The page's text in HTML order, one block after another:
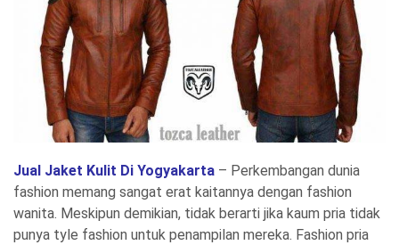
Jual Jaket Kulit Di Yogyakarta – Perkembangan dunia
fashion memang sangat erat kaitannya dengan fashion
wanita. Meskipun demikian, tidak berarti jika kaum pria tidak
punya tyle fashion untuk penampilan mereka. Fashion pria